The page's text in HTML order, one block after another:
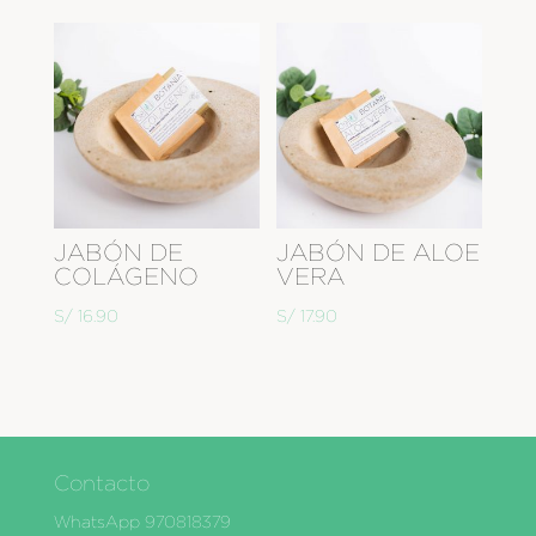
JABÓN DE
COLÁGENO
S/ 16.90
JABÓN DE ALOE
VERA
S/ 17.90
Contacto
WhatsApp 970818379